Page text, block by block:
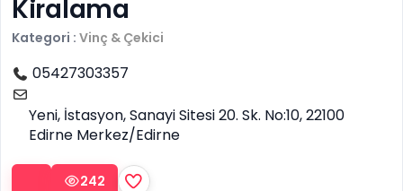
Kiralama
Kategori : Vinç & Çekici
05427303357
Yeni, İstasyon, Sanayi Sitesi 20. Sk. No:10, 22100
Edirne Merkez/Edirne
242